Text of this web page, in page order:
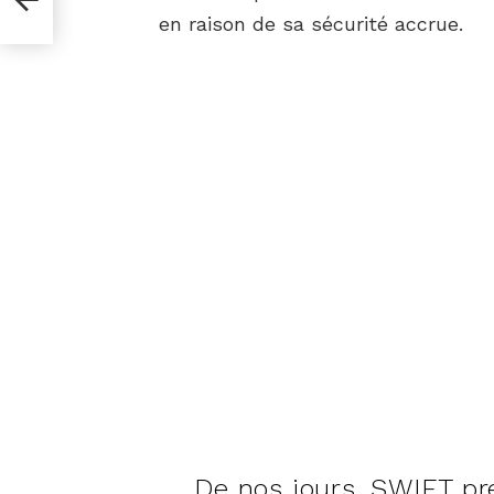
en raison de sa sécurité accrue.